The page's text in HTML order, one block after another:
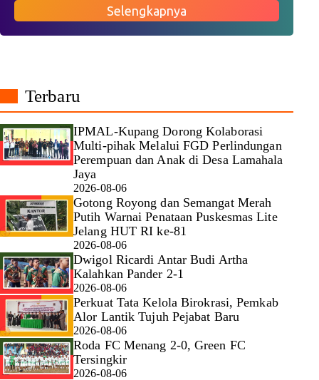
Selengkapnya
Terbaru
IPMAL-Kupang Dorong Kolaborasi
Multi-pihak Melalui FGD Perlindungan
Perempuan dan Anak di Desa Lamahala
Jaya
2026-08-06
Gotong Royong dan Semangat Merah
Putih Warnai Penataan Puskesmas Lite
Jelang HUT RI ke-81
2026-08-06
Dwigol Ricardi Antar Budi Artha
Kalahkan Pander 2-1
2026-08-06
Perkuat Tata Kelola Birokrasi, Pemkab
Alor Lantik Tujuh Pejabat Baru
2026-08-06
Roda FC Menang 2-0, Green FC
Tersingkir
2026-08-06